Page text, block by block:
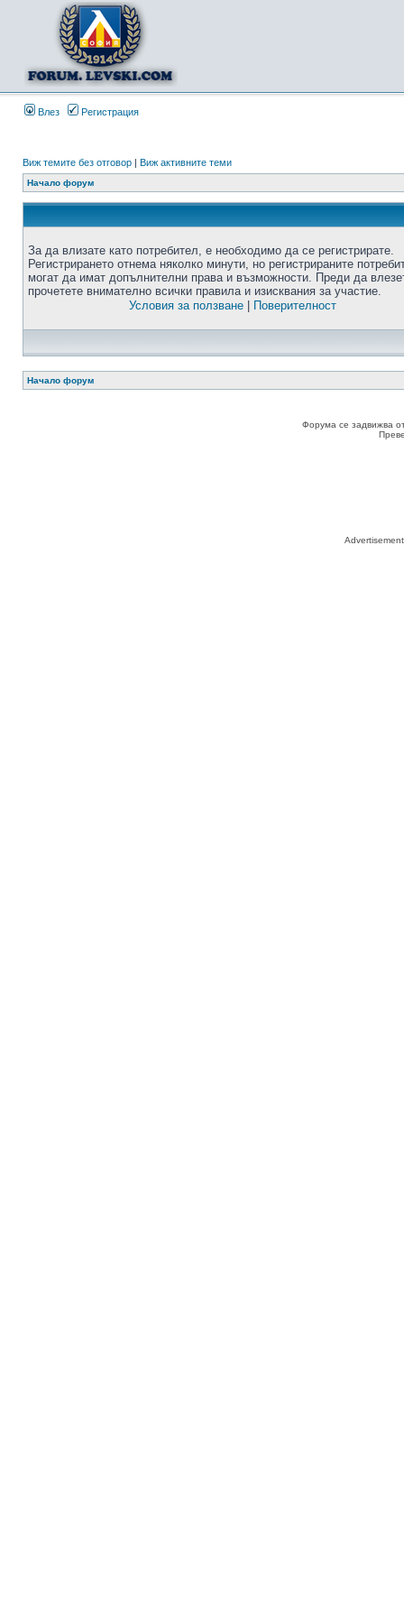
Влез Регистрация
Виж темите без отговор | Виж активните теми
Начало форум
За да влизате като потребител, е необходимо да се регистрирате.
Регистрирането отнема няколко минути, но регистрираните
могат да имат допълнителни права и възможности. Преди да
прочетете внимателно всички правила и изисквания за участие.
Условия за ползване| Поверителност
Начало форум
Форума се задвижва